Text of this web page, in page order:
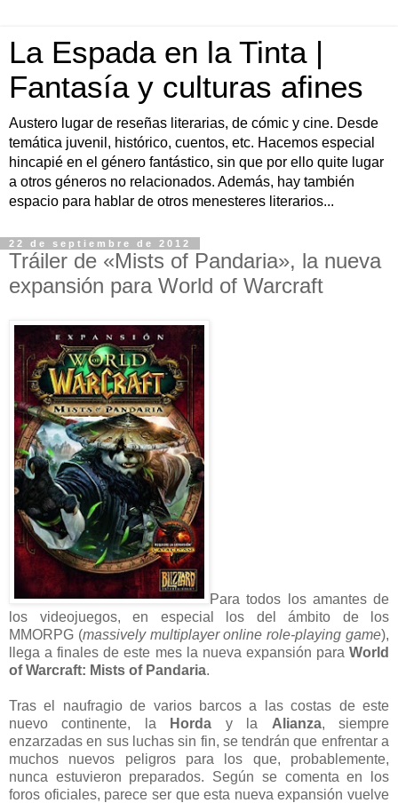
La Espada en la Tinta |
Fantasía y culturas afines
Austero lugar de reseñas literarias, de cómic y cine. Desde
temática juvenil, histórico, cuentos, etc. Hacemos especial
hincapié en el género fantástico, sin que por ello quite lugar
a otros géneros no relacionados. Además, hay también
espacio para hablar de otros menesteres literarios...
22 de septiembre de 2012
Tráiler de «Mists of Pandaria», la nueva
expansión para World of Warcraft
Para todos los amantes de
los videojuegos, en especial los del ámbito de los
MMORPG (massively multiplayer online role-playing game),
llega a finales de este mes la nueva expansión para World
of Warcraft: Mists of Pandaria.
Tras el naufragio de varios barcos a las costas de este
nuevo continente, la
Horda y la Alianza, siempre
enzarzadas en sus luchas sin fin, se tendrán que enfrentar a
muchos nuevos peligros para los que, probablemente,
nunca estuvieron preparados. Según se comenta en los
foros oficiales, parece ser que esta nueva expansión vuelve